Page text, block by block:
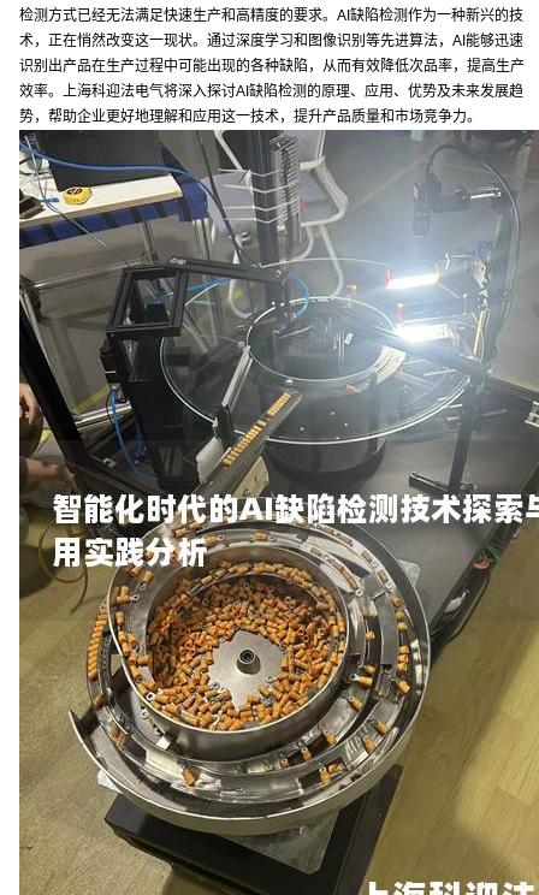
检测方式已经无法满足快速生产和高精度的要求。AI缺陷检测作为一种新兴的技
术，正在悄然改变这一现状。通过深度学习和图像识别等先进算法，AI能够迅速
识别出产品在生产过程中可能出现的各种缺陷，从而有效降低次品率，提高生产
效率。上海科迎法电气将深入探讨AI缺陷检测的原理、应用、优势及未来发展趋
势，帮助企业更好地理解和应用这一技术，提升产品质量和市场竞争力。